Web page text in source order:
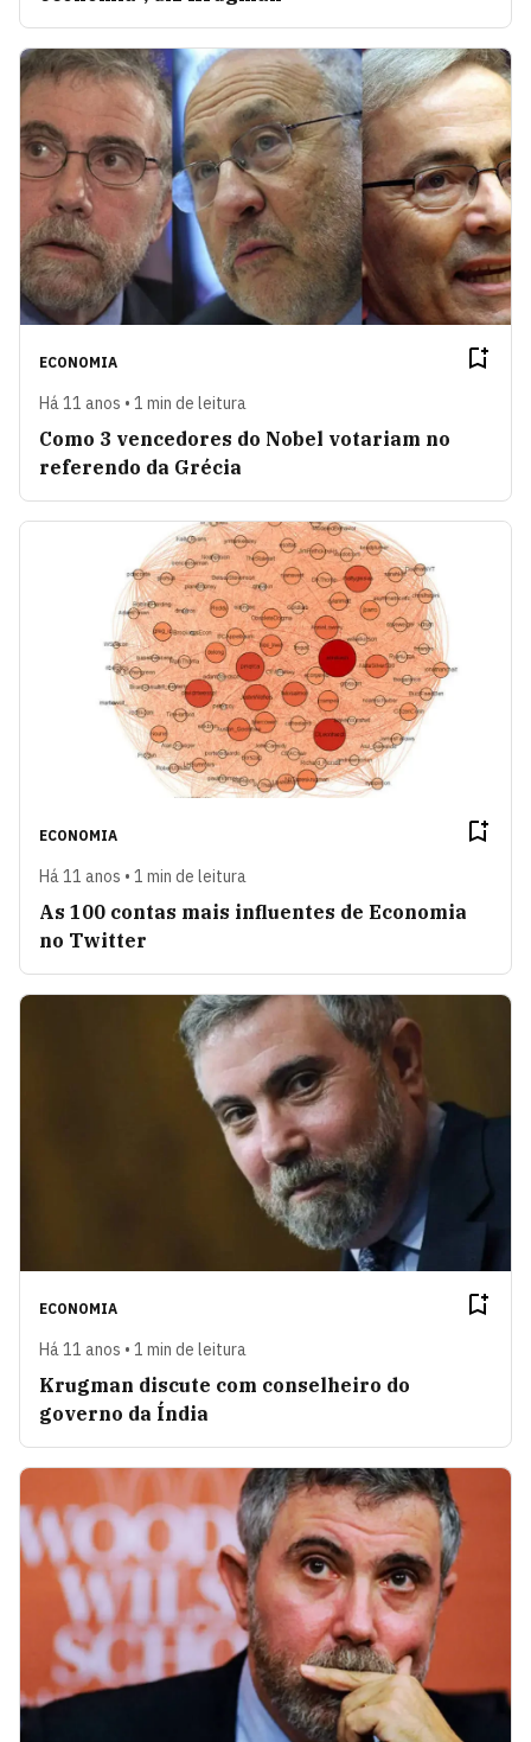
ECONOMIA
Há 11 anos • 1 min de leitura
Como 3 vencedores do Nobel votariam no
referendo da Grécia
ECONOMIA
Há 11 anos • 1 min de leitura
As 100 contas mais influentes de Economia
no Twitter
ECONOMIA
Há 11 anos • 1 min de leitura
Krugman discute com conselheiro do
governo da Índia